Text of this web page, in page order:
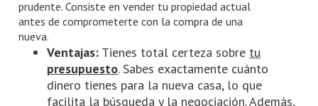
prudente. Consiste en vender tu propiedad actual
antes de comprometerte con la compra de una
nueva.
Ventajas: Tienes total certeza sobre tu
presupuesto. Sabes exactamente cuánto
dinero tienes para la nueva casa, lo que
facilita la búsqueda y la negociación. Además,